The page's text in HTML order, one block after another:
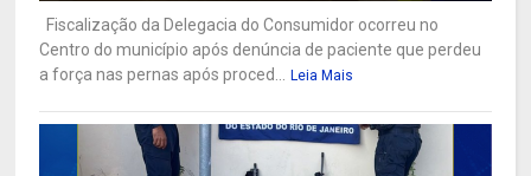
Fiscalização da Delegacia do Consumidor ocorreu no
Centro do município após denúncia de paciente que perdeu
a força nas pernas após proced...
Leia Mais